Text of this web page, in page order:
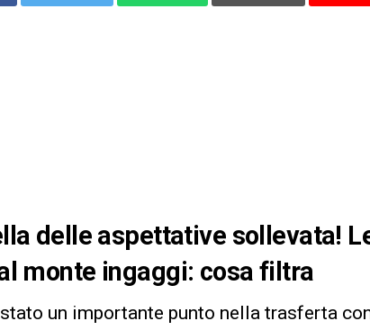
delle aspettative sollevata!
monte ingaggi: cosa filtra
un importante punto nella trasferta